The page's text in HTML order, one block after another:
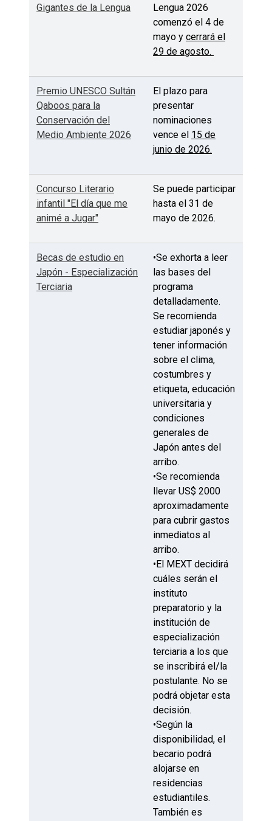
Gigantes de la Lengua
Lengua 2026
comenzó el 4 de
mayo y cerrará el
29 de agosto.
Premio UNESCO Sultán
Qaboos para la
Conservación del
Medio Ambiente 2026
El plazo para
presentar
nominaciones
vence el 15 de
junio de 2026.
Concurso Literario
infantil "El día que me
animé a Jugar"
Se puede participar
hasta el 31 de
mayo de 2026.
Becas de estudio en
Japón - Especialización
Terciaria
•Se exhorta a leer
las bases del
programa
detalladamente.
Se recomienda
estudiar japonés y
tener información
sobre el clima,
costumbres y
etiqueta, educación
universitaria y
condiciones
generales de
Japón antes del
arribo.
•Se recomienda
llevar US$ 2000
aproximadamente
para cubrir gastos
inmediatos al
arribo.
•El MEXT decidirá
cuáles serán el
instituto
preparatorio y la
institución de
especialización
terciaria a los que
se inscribirá el/la
postulante. No se
podrá objetar esta
decisión.
•Según la
disponibilidad, el
becario podrá
alojarse en
residencias
estudiantiles.
También es